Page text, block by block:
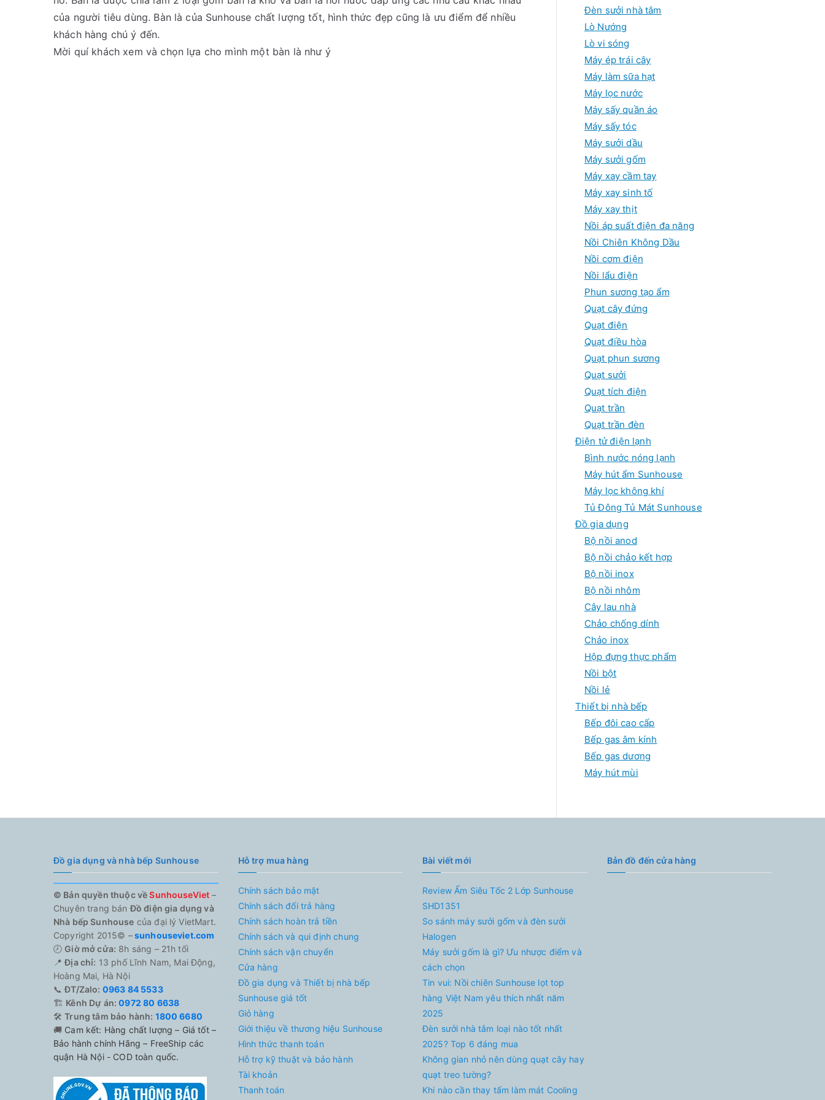
của người tiêu dùng. Bàn là của Sunhouse chất lượng tốt, hình thức đẹp cũng là ưu điểm để nhiều
khách hàng chú ý đến.
Mời quí khách xem và chọn lựa cho mình một bàn là như ý
Đèn sưởi nhà tắm
Lò Nướng
Lò vi sóng
Máy ép trái cây
Máy làm sữa hạt
Máy lọc nước
Máy sấy quần áo
Máy sấy tóc
Máy sưởi dầu
Máy sưởi gốm
Máy xay cầm tay
Máy xay sinh tố
Máy xay thịt
Nồi áp suất điện đa năng
Nồi Chiên Không Dầu
Nồi cơm điện
Nồi lẩu điện
Phun sương tạo ẩm
Quạt cây đứng
Quạt điện
Quạt điều hòa
Quạt phun sương
Quạt sưởi
Quạt tích điện
Quạt trần
Quạt trần đèn
Điện tử điện lạnh
Bình nước nóng lạnh
Máy hút ẩm Sunhouse
Máy lọc không khí
Tủ Đông Tủ Mát Sunhouse
Đồ gia dụng
Bộ nồi anod
Bộ nồi chảo kết hợp
Bộ nồi inox
Bộ nồi nhôm
Cây lau nhà
Chảo chống dính
Chảo inox
Hộp đựng thực phẩm
Nồi bột
Nồi lẻ
Thiết bị nhà bếp
Bếp đôi cao cấp
Bếp gas âm kính
Bếp gas dương
Máy hút mùi
Đồ gia dụng và nhà bếp Sunhouse
© Bản quyền thuộc vềSunhouseViet –
Chuyên trang bánĐồ điện gia dụng và
Nhà bếp Sunhouse của đại lý VietMart.
Copyright 2015© –sunhouseviet.com
🕗Giờ mở cửa: 8h sáng – 21h tối
📍Địa chỉ: 13 phố Lĩnh Nam, Mai Động,
Hoàng Mai, Hà Nội
📞ĐT/Zalo: 0963 84 5533
🏗️ Kênh Dự án: 0972 80 6638
🛠️Trung tâm bảo hành: 1800 6680
🚚 Cam kết: Hàng chất lượng – Giá tốt –
Bảo hành chính Hãng – FreeShip các
quận Hà Nội - COD toàn quốc.
Hỗ trợ mua hàng
Chính sách bảo mật
Chính sách đổi trả hàng
Chính sách hoàn trả tiền
Chính sách và qui định chung
Chính sách vận chuyển
Cửa hàng
Đồ gia dụng và Thiết bị nhà bếp
Sunhouse giá tốt
Giỏ hàng
Giới thiệu về thương hiệu Sunhouse
Hình thức thanh toán
Hỗ trợ kỹ thuật và bảo hành
Tài khoản
Thanh toán
Bài viết mới
Review Ấm Siêu Tốc 2 Lớp Sunhouse
SHD1351
So sánh máy sưởi gốm và đèn sưởi
Halogen
Máy sưởi gốm là gì? Ưu nhược điểm và
cách chọn
Tin vui: Nồi chiên Sunhouse lọt top
hàng Việt Nam yêu thích nhất năm
2025
Đèn sưởi nhà tắm loại nào tốt nhất
2025? Top 6 đáng mua
Không gian nhỏ nên dùng quạt cây hay
quạt treo tường?
Khi nào cần thay tấm làm mát Cooling
Bản đồ đến cửa hàng